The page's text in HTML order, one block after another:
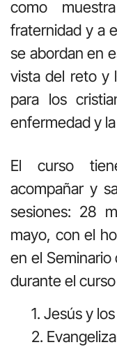
como
fraternidad y a
se abordan en
vista del reto y
para los
enfermedad y
El curso
acompañar y
sesiones: 28
mayo, con el
en el Seminario
durante el
1. Jesús y
2.